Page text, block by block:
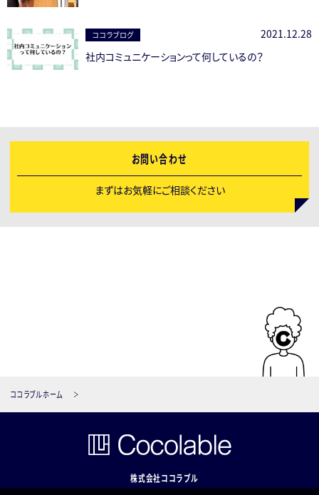
ココラブログ
2021.12.28
社内コミュニケーションって何しているの？
お問い合わせ
まずはお気軽にご相談ください
ココラブルホーム
株式会社ココラブル